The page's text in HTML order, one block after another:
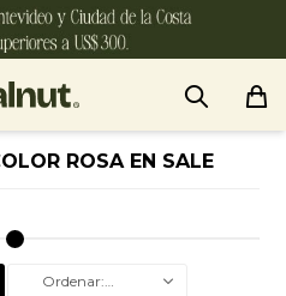
ROSA EN SALE
Recomendados